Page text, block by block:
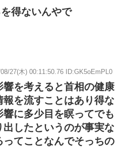
得ないんやで
27(木) 00:11:50.76 ID:GK5oEmPL0
を考えると首相の健康
を流すことはあり得な
に多少目を瞑ってでも
したというのが事実な
ってことなんでそっちの